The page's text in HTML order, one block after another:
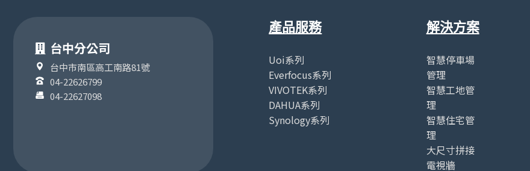
台中分公司
台中市南區高工南路81號
04-22626799
04-22627098
產品服務
Uoi系列
Everfocus系列
VIVOTEK系列
DAHUA系列
Synology系列
解決方案
智慧停車場
管理
智慧工地管
理
智慧住宅管
理
大尺寸拼接
電視牆